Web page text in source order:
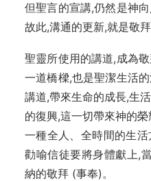
但聖言的宣講,仍然是神
故此,溝通的更新,就是敬拜
聖靈所使用的講道,成為
一道橋樑,也是聖潔生活
講道,帶來生命的成長,生
的復興,這一切帶來神的
一種全人、全時間的生
勸喻信徒要將身體獻上,
納的敬拜 (事奉)。